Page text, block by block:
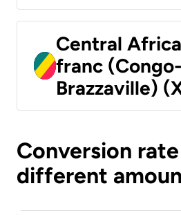
Central
franc (Congo-
Brazzaville)
Conversion
different